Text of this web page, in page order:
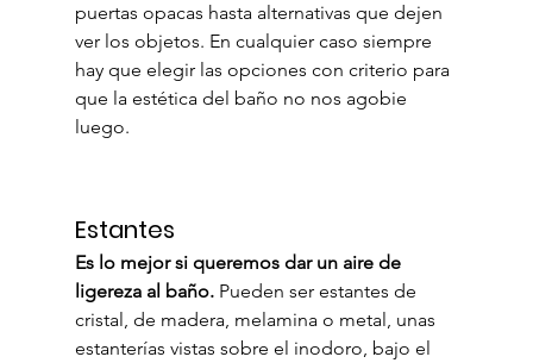
puertas opacas hasta alternativas que dejen
ver los objetos. En cualquier caso siempre
hay que elegir las opciones con criterio para
que la estética del baño no nos agobie
luego.
Estantes
Es lo mejor si queremos dar un aire de
ligereza al baño. Pueden ser estantes de
cristal, de madera, melamina o metal, unas
estanterías vistas sobre el inodoro, bajo el